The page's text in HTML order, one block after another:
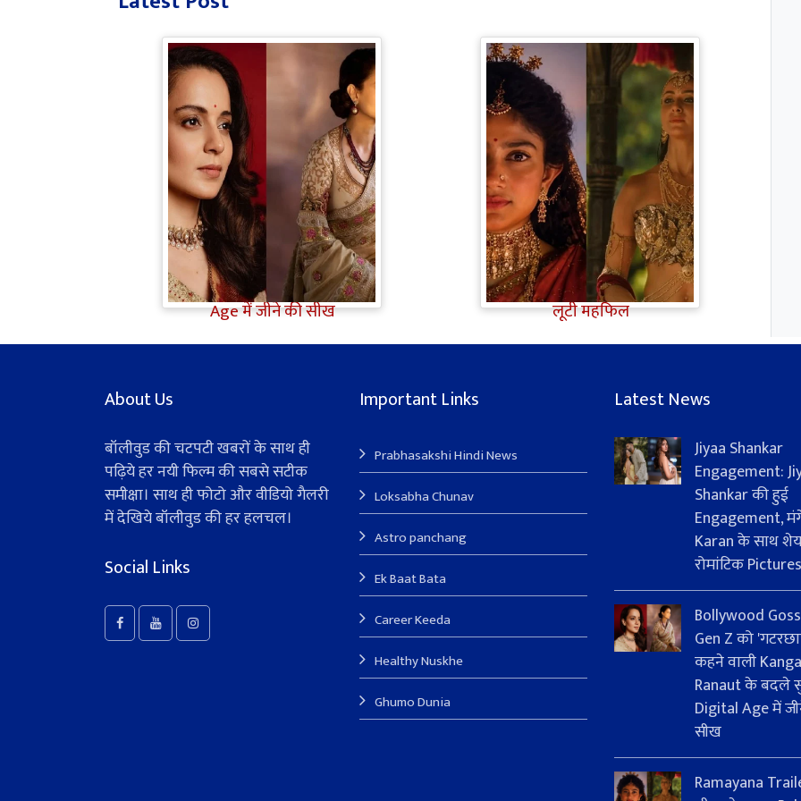
Bollywood Gossip: Gen Z को
'गटरछाप' कहने वाली Kangana
Ranaut के बदले सुर, दी Digital
Age में जीने की सीख
Ramayana Trailer: सीता से
ज्यादा Rakul Preet Singh की
चर्चा, Shurpanakha के लुक ने
लूटी महफिल
About Us
बॉलीवुड की चटपटी खबरों के साथ ही
पढ़िये हर नयी फिल्म की सबसे सटीक
समीक्षा। साथ ही फोटो और वीडियो गैलरी
में देखिये बॉलीवुड की हर हलचल।
Social Links
Important Links
Prabhasakshi Hindi News
Loksabha Chunav
Astro panchang
Ek Baat Bata
Career Keeda
Healthy Nuskhe
Ghumo Dunia
Latest News
Jiyaa Shankar
Engagement:
Shankar की हुई
Engagement,
Karan के साथ
रोमांटिक Pictures
Bollywood
Gen Z को
कहने वाली
Ranaut के बदले
Digital Age में
सीख
Ramayana